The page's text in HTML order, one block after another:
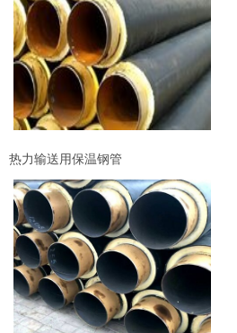
热力输送用保温钢管